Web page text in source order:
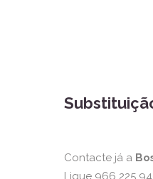
Contacte já a
Ligue 966 225